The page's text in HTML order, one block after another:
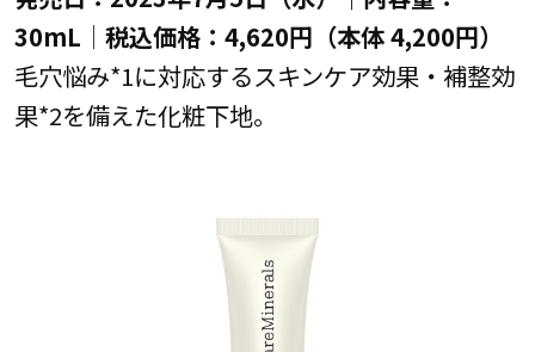
30mL│税込価格：4,620円（本体 4,200円）
毛穴悩み*1に対応するスキンケア効果・補整効
果*2を備えた化粧下地。